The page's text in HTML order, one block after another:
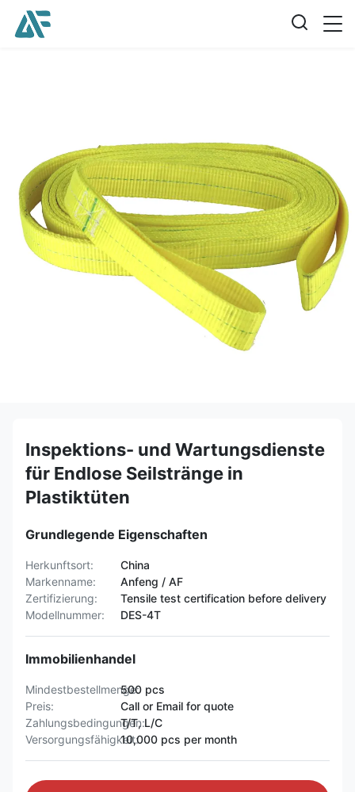
Inspektions- und Wartungsdienste
für Endlose Seilstränge in
Plastiktüten
Grundlegende Eigenschaften
Herkunftsort:
China
Markenname:
Anfeng / AF
Zertifizierung:
Tensile test certification before delivery
Modellnummer:
DES-4T
Immobilienhandel
Mindestbestellmenge:500 pcs
Preis:
Call or Email for quote
Zahlungsbedingungen:
T/T, L/C
Versorgungsfähigkeit:10,000 pcs per month